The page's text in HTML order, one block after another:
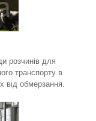
розчинів для
транспорту в
від обмерзання.